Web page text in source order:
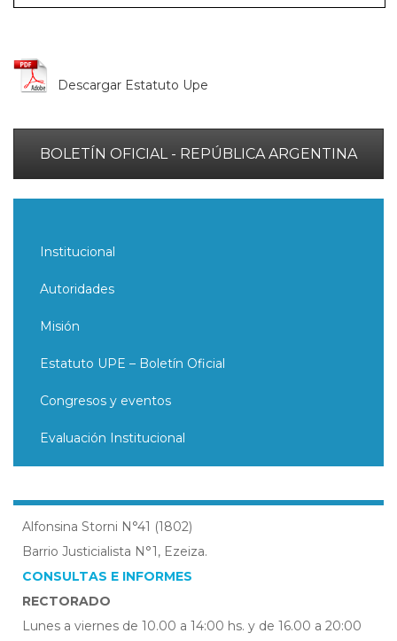
Descargar Estatuto Upe
BOLETÍN OFICIAL - REPÚBLICA ARGENTINA
Institucional
Autoridades
Misión
Estatuto UPE – Boletín Oficial
Congresos y eventos
Evaluación Institucional
Alfonsina Storni N°41 (1802)
Barrio Justicialista N°1, Ezeiza.
CONSULTAS E INFORMES
RECTORADO
Lunes a viernes de 10.00 a 14:00 hs. y de 16.00 a 20:00